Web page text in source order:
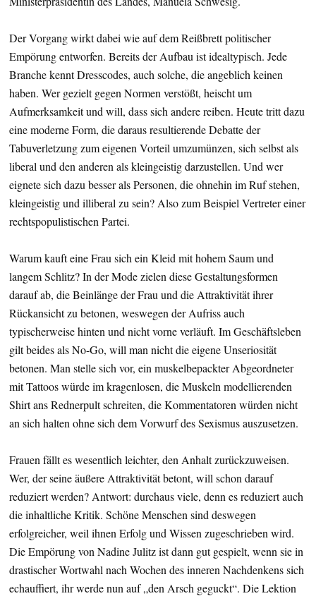
Der Vorgang wirkt dabei wie auf dem Reißbrett politischer
Empörung entworfen. Bereits der Aufbau ist idealtypisch. Jede
Branche kennt Dresscodes, auch solche, die angeblich keinen
haben. Wer gezielt gegen Normen verstößt, heischt um
Aufmerksamkeit und will, dass sich andere reiben. Heute tritt dazu
eine moderne Form, die daraus resultierende Debatte der
Tabuverletzung zum eigenen Vorteil umzumünzen, sich selbst als
liberal und den anderen als kleingeistig darzustellen. Und wer
eignete sich dazu besser als Personen, die ohnehin im Ruf stehen,
kleingeistig und illiberal zu sein? Also zum Beispiel Vertreter einer
rechtspopulistischen Partei.
Warum kauft eine Frau sich ein Kleid mit hohem Saum und
langem Schlitz? In der Mode zielen diese Gestaltungsformen
darauf ab, die Beinlänge der Frau und die Attraktivität ihrer
Rückansicht zu betonen, weswegen der Aufriss auch
typischerweise hinten und nicht vorne verläuft. Im Geschäftsleben
gilt beides als No-Go, will man nicht die eigene Unseriosität
betonen. Man stelle sich vor, ein muskelbepackter Abgeordneter
mit Tattoos würde im kragenlosen, die Muskeln modellierenden
Shirt ans Rednerpult schreiten, die Kommentatoren würden nicht
an sich halten ohne sich dem Vorwurf des Sexismus auszusetzen.
Frauen fällt es wesentlich leichter, den Anhalt zurückzuweisen.
Wer, der seine äußere Attraktivität betont, will schon darauf
reduziert werden? Antwort: durchaus viele, denn es reduziert auch
die inhaltliche Kritik. Schöne Menschen sind deswegen
erfolgreicher, weil ihnen Erfolg und Wissen zugeschrieben wird.
Die Empörung von Nadine Julitz ist dann gut gespielt, wenn sie in
drastischer Wortwahl nach Wochen des inneren Nachdenkens sich
echauffiert, ihr werde nun auf „den Arsch geguckt“. Die Lektion